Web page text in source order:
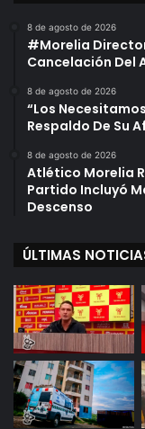
8 de agosto de 2026
#Morelia
Cancelación Del
8 de agosto de 2026
“Los
Respaldo De Su
8 de agosto de 2026
Atlético Morelia
Partido Incluyó
Descenso
ÚLTIMAS